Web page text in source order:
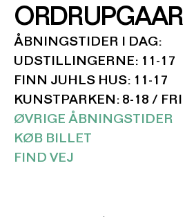
ÅBNINGSTIDER I DAG:
UDSTILLINGERNE: 11-17
FINN JUHLS HUS: 11-17
KUNSTPARKEN: 8-18 / FRI
ØVRIGE ÅBNINGSTIDER
KØB BILLET
FIND VEJ